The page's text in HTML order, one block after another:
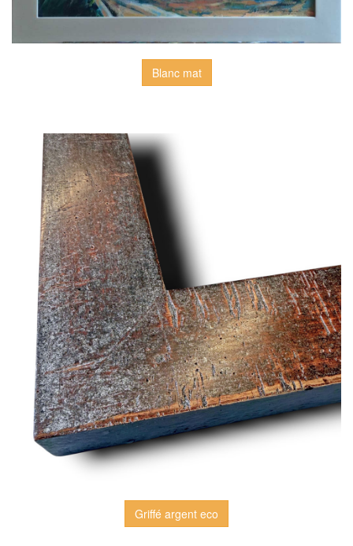
Blanc mat
Griffé argent eco